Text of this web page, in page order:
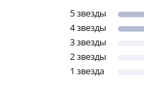
5 звезды
4 звезды
3 звезды
2 звезды
1 звезда